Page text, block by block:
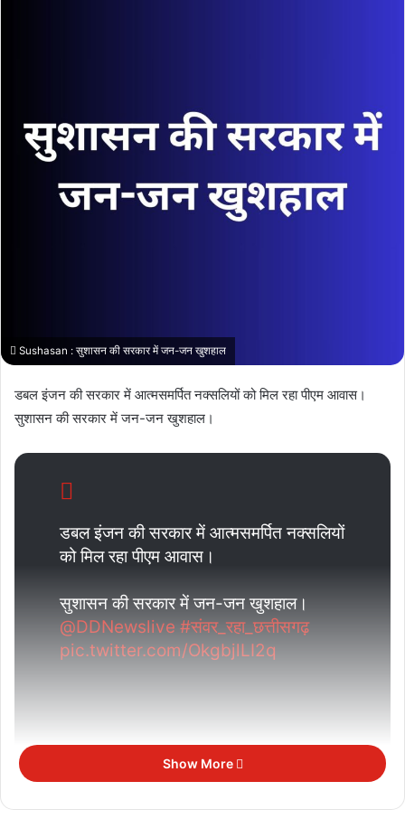
Sushasan : सुशासन की सरकार में जन-जन खुशहाल
डबल इंजन की सरकार में आत्मसमर्पित नक्सलियों को मिल रहा पीएम आवास।
सुशासन की सरकार में जन-जन खुशहाल।
डबल इंजन की सरकार में आत्मसमर्पित नक्सलियों
को मिल रहा पीएम आवास।
सुशासन की सरकार में जन-जन खुशहाल।
@DDNewslive #संवर_रहा_छत्तीसगढ़
pic.twitter.com/OkgbjlLI2q
Show More